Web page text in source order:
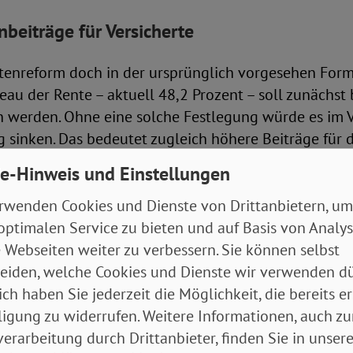
für Versicherte
doch in der ursprünglich vorgesehen
der Rente – aktuell 48,2 Prozent – soll zunächst
werden. Ohne eine solche Festlegung würde es im
sinken. Das bedeutet zugleich höhere Beiträge für
Die Regierung rechnet mit einem Anstieg von
22,3 Prozent.
des Rentenpakets ist das sogenannte
soll der Staat mindestens 200 Milliarden Euro
Die erwarteten Gewinne sollen dazu
Bund dazu zunächst zwölf Milliarden Euro
Hinweis und Einstellungen
Cookies und Dienste von Drittanbietern,
Service zu bieten und auf Basis von
Webseiten weiter zu verbessern. Sie können selbst
welche Cookies und Dienste wir verwenden
haben Sie jederzeit die Möglichkeit, die bereits
zu widerrufen. Weitere Informationen, auch
durch Drittanbieter, finden Sie in